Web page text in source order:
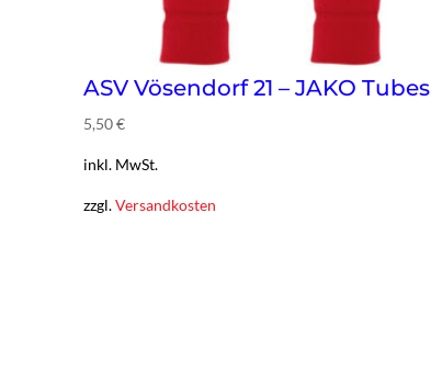
ASV Vösendorf 21 – JAKO Tubes
5,50€
inkl. MwSt.
zzgl.Versandkosten